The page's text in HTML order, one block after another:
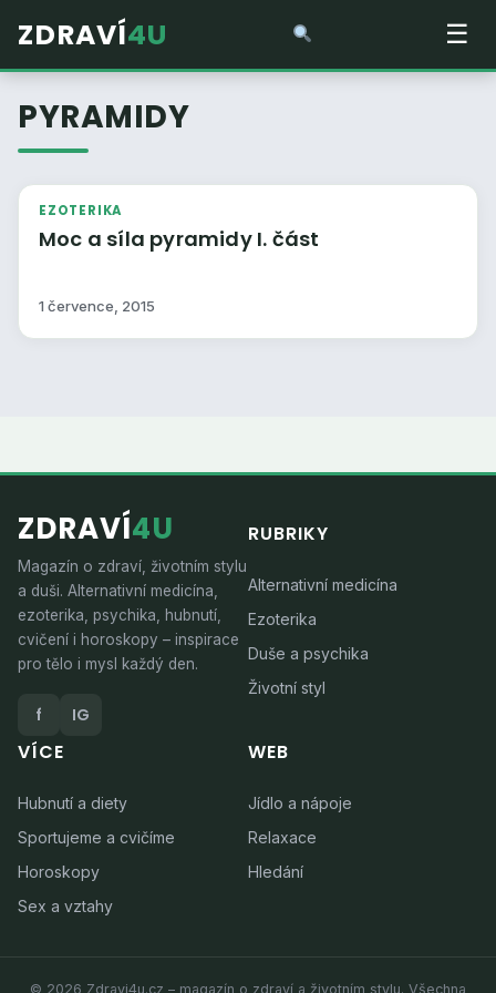
ZDRAVÍ4U ☰
PYRAMIDY
EZOTERIKA
Moc a síla pyramidy I. část
1 července, 2015
ZDRAVÍ4U
Magazín o zdraví, životním stylu
a duši. Alternativní medicína,
ezoterika, psychika, hubnutí,
cvičení i horoskopy – inspirace
pro tělo i mysl každý den.
f IG
RUBRIKY
Alternativní medicína
Ezoterika
Duše a psychika
Životní styl
VÍCE
Hubnutí a diety
Sportujeme a cvičíme
Horoskopy
Sex a vztahy
WEB
Jídlo a nápoje
Relaxace
Hledání
© 2026 Zdravi4u.cz – magazín o zdraví a životním stylu. Všechna